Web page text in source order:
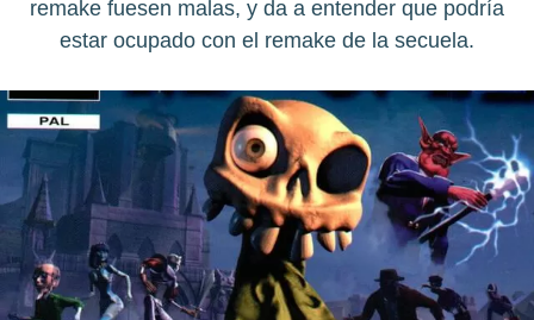
remake fuesen malas, y da a entender que podría
estar ocupado con el remake de la secuela.